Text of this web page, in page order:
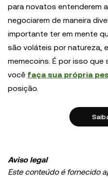
para novatos entenderem
negociarem de maneira
importante ter em mente
são voláteis por natureza,
memecoins. É por isso
você faça sua própria
posição.
Aviso legal
Este conteúdo é fornecido